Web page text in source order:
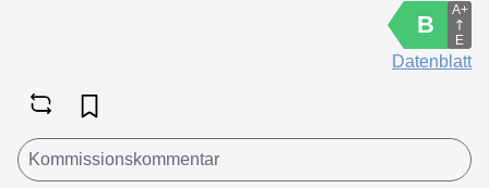
B
A+
E
Datenblatt